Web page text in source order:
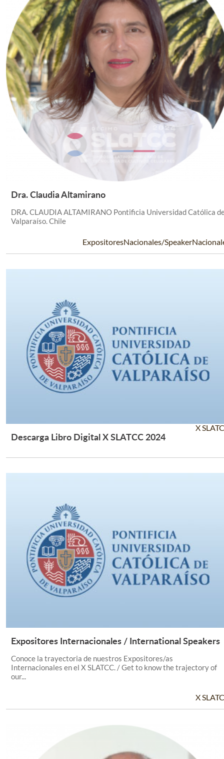
Dra. Claudia Altamirano
DRA. CLAUDIA ALTAMIRANO Pontificia Universidad Católica
Valparaíso. Chile
ExpositoresNacionales/
Descarga Libro Digital X SLATCC 2024
X
Leer Más +
Expositores Internacionales / International Speakers
Conoce la trayectoria de nuestros Expositores/as
Internacionales en el X SLATCC. / Get to know the trajectory of
our...
X